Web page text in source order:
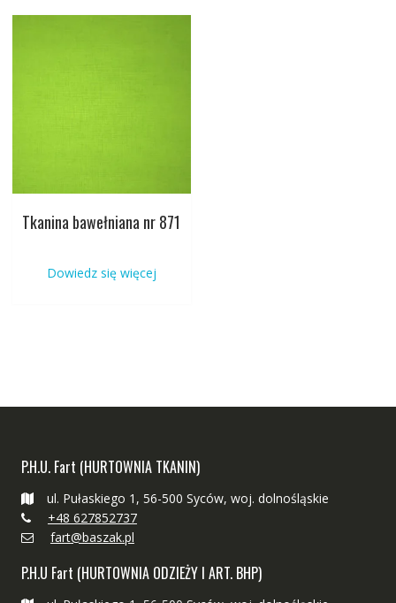
Tkanina bawełniana nr 871
Dowiedz się więcej
P.H.U. Fart (HURTOWNIA TKANIN)
ul. Pułaskiego 1, 56-500 Syców, woj. dolnośląskie
+48 627852737
fart@baszak.pl
P.H.U Fart (HURTOWNIA ODZIEŻY I ART. BHP)